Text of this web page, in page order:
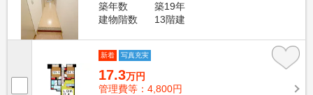
築年数
築19年
建物階数
13階建
新着 写真充実
17.3万円
管理費等：4,800円